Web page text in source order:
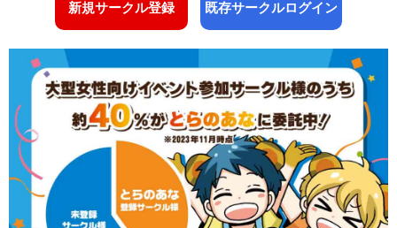
電子書籍
Q&A
各種ダウンロード
新規サークル登録 既存サークルログイン